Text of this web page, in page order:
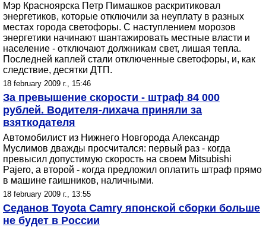
Мэр Красноярска Петр Пимашков раскритиковал
энергетиков, которые отключили за неуплату в разных
местах города светофоры. C наступлением морозов
энергетики начинают шантажировать местные власти и
население - отключают должникам свет, лишая тепла.
Последней каплей стали отключенные светофоры, и, как
следствие, десятки ДТП.
18 february 2009 г., 15:46
За превышение скорости - штраф 84 000
рублей. Водителя-лихача приняли за
взяткодателя
Автомобилист из Нижнего Новгорода Александр
Муслимов дважды просчитался: первый раз - когда
превысил допустимую скорость на своем Mitsubishi
Pajero, а второй - когда предложил оплатить штраф прямо
в машине гаишников, наличными.
18 february 2009 г., 13:55
Седанов Toyota Camry японской сборки больше
не будет в России